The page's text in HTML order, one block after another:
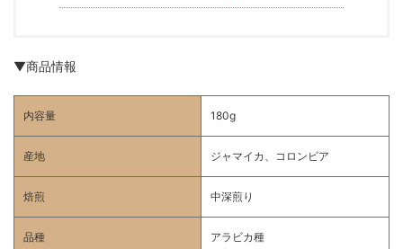
▼商品情報
内容量 180g
産地 ジャマイカ、コロンビア
焙煎 中深煎り
品種 アラビカ種